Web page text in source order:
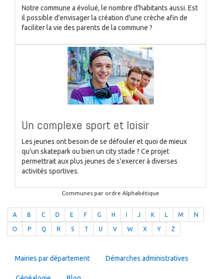
Notre commune a évolué, le nombre d'habitants aussi. Est
il possible d'envisager la création d'une crèche afin de
faciliter la vie des parents de la commune ?
Un complexe sport et loisir
Les jeunes ont besoin de se défouler et quoi de mieux
qu'un skatepark ou bien un city stade ? Ce projet
permettrait aux plus jeunes de s'exercer à diverses
activités sportives.
Communes par ordre Alphabétique
A B C D E F G H J K L M N
O P Q R S T U V W X Y Z
Mairies par département Démarches administratives